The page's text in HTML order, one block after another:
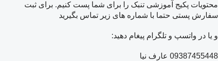
محتویات پکیج آموزشی تنبک را برای شما پست کنیم. برای ثبت
سفارش پستی حتما با شماره های زیر تماس بگیرید
و یا در واتسپ و تلگرام پیغام دهید:
09387455448 عارف نیا